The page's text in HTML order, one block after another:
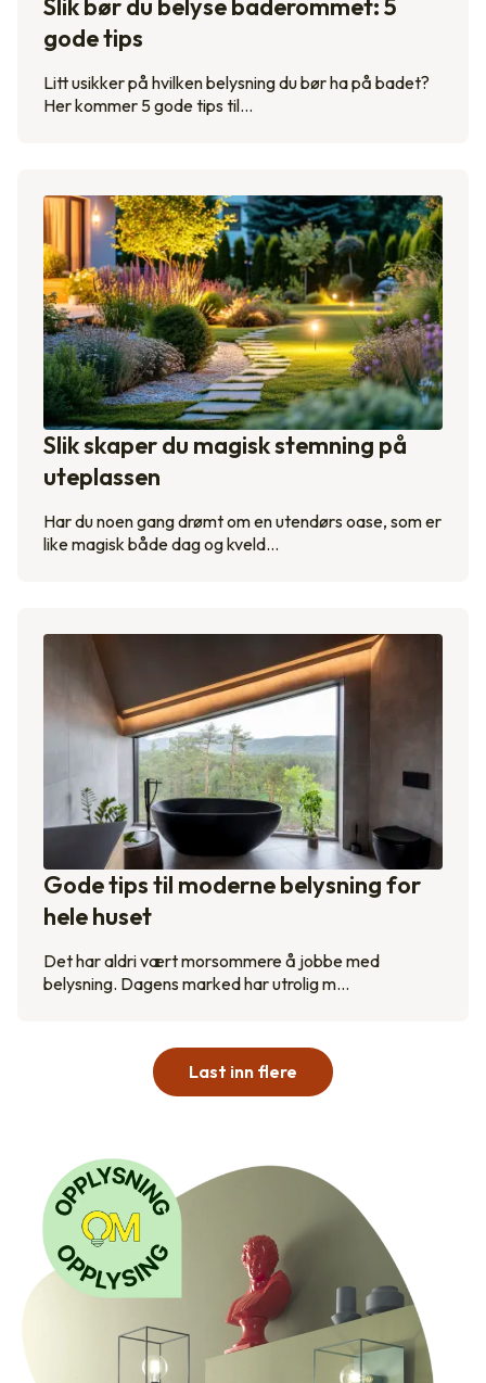
Slik bør du belyse baderommet: 5
gode tips
Litt usikker på hvilken belysning du bør ha på badet?
Her kommer 5 gode tips til…
Slik skaper du magisk stemning på
uteplassen
Har du noen gang drømt om en utendørs oase, som er
like magisk både dag og kveld…
Gode tips til moderne belysning for
hele huset
Det har aldri vært morsommere å jobbe med
belysning. Dagens marked har utrolig m…
Last inn flere